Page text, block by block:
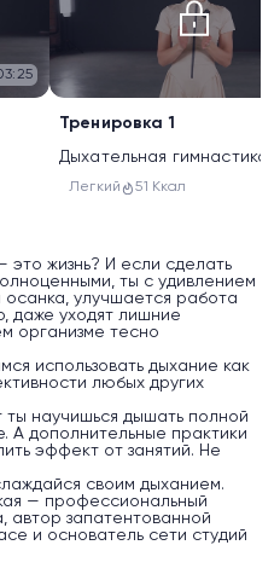
Тренировка 1
Дыхательная гимнастика
Легкий 51 Ккал
это жизнь? И если сделать
ты с удивлением
осанка, улучшается работа
даже уходят лишние
организме тесно
использовать дыхание как
любых других
ты научишься дышать полной
А дополнительные практики
эффект от занятий. Не
своим дыханием.
— профессиональный
запатентованной
и основатель сети студий